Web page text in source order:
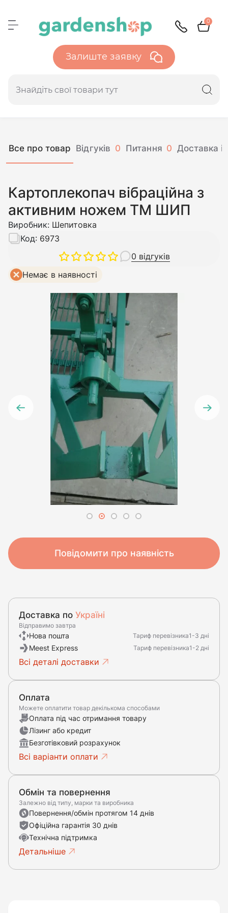
0
Залиште заявку
Все про товар Відгуків 0 Питання 0 Доставка і
Картоплекопач вібраційна з
активним ножем ТМ ШИП
Виробник: Шепитовка
0 відгуків
Код: 6973
Немає в наявності
Повідомити про наявність
Доставка по Україні
Відправимо завтра
Нова пошта Тариф перевізника1-3 дні
Meest Express Тариф перевізника1-2 дні
Всі деталі доставки
Оплата
Можете оплатити товар декількома способами
Оплата під час отримання товару
Лізинг або кредит
Безготівковий розрахунок
Всі варіанти оплати
Обмін та повернення
Залежно від типу, марки та виробника
Повернення/обмін протягом 14 днів
Офіційна гарантія 30 днів
Технічна підтримка
Детальніше